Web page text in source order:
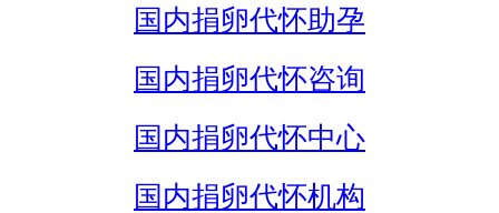
国内捐卵代怀助孕
国内捐卵代怀咨询
国内捐卵代怀中心
国内捐卵代怀机构